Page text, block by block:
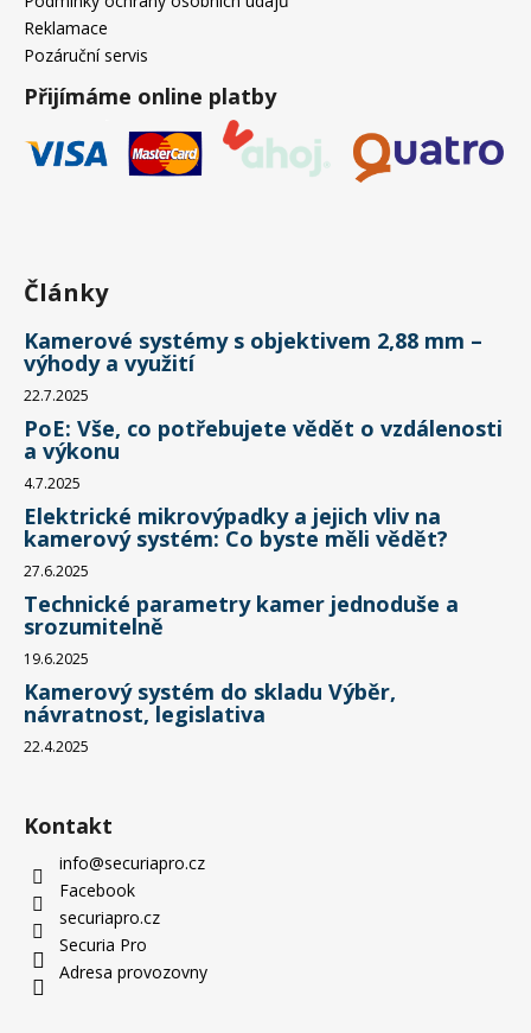
Reklamace
Pozáruční servis
Přijímáme online platby
Články
Kamerové systémy s objektivem 2,88 mm –
výhody a využití
22.7.2025
PoE: Vše, co potřebujete vědět o vzdálenosti
a výkonu
4.7.2025
Elektrické mikrovýpadky a jejich vliv na
kamerový systém: Co byste měli vědět?
27.6.2025
Technické parametry kamer jednoduše a
srozumitelně
19.6.2025
Kamerový systém do skladu Výběr,
návratnost, legislativa
22.4.2025
Kontakt
info@securiapro.cz
Facebook
securiapro.cz
Securia Pro
Adresa provozovny